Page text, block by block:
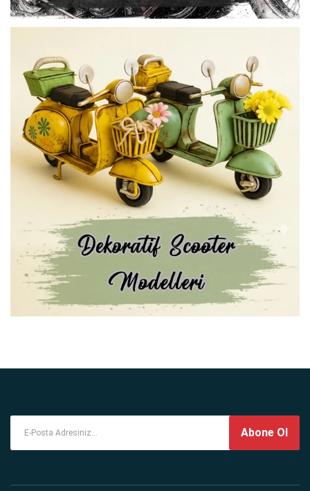
Abone Ol